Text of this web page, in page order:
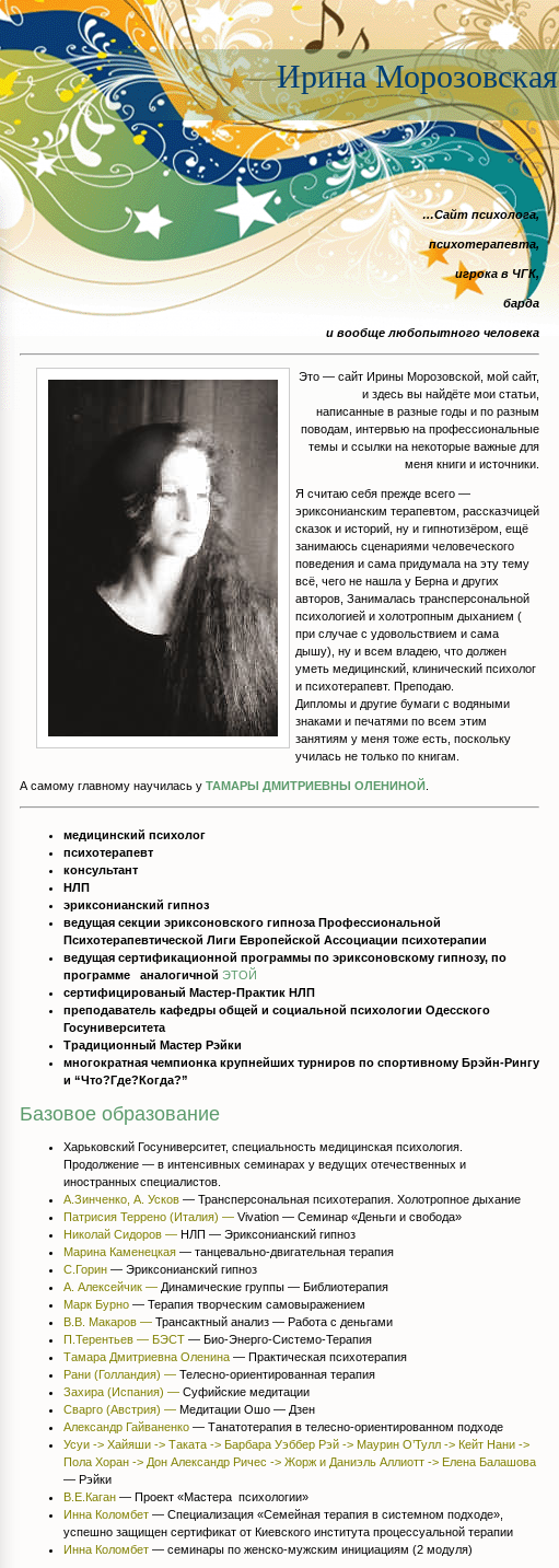
Ирина Морозовская
…Сайт психолога,
психотерапевта,
игрока в ЧГК,
барда
и вообще любопытного человека
Это — сайт Ирины Морозовской, мой сайт,
и здесь вы найдёте мои статьи,
написанные в разные годы и по разным
поводам, интервью на профессиональные
темы и ссылки на некоторые важные для
меня книги и источники.
Я считаю себя прежде всего —
эриксонианским терапевтом, рассказчицей
сказок и историй, ну и гипнотизёром, ещё
занимаюсь сценариями человеческого
поведения и сама придумала на эту тему
всё, чего не нашла у Берна и других
авторов, Занималась трансперсональной
психологией и холотропным дыханием (
при случае с удовольствием и сама
дышу), ну и всем владею, что должен
уметь медицинский, клинический психолог
и психотерапевт. Преподаю.
Дипломы и другие бумаги с водяными
знаками и печатями по всем этим
занятиям у меня тоже есть, поскольку
училась не только по книгам.
А самому главному научилась у ТАМАРЫ ДМИТРИЕВНЫ ОЛЕНИНОЙ
медицинский психолог
психотерапевт
консультант
НЛП
эриксонианский гипноз
ведущая секции эриксоновского гипноза Профессиональной
Психотерапевтической Лиги Европейской Ассоциации психотерапии
ведущая сертификационной программы по эриксоновскому гипнозу, по
программе аналогичной ЭТОЙ
сертифицированый Мастер-Практик НЛП
преподаватель кафедры общей и социальной психологии Одесского
Госуниверситета
Традиционный Мастер Рэйки
многократная чемпионка крупнейших турниров по спортивному Брэйн-Рингу
и “Что?Где?Когда?”
Базовое образование
Харьковский Госуниверситет, специальность медицинская психология.
Продолжение — в интенсивных семинарах у ведущих отечественных и
иностранных специалистов.
А.Зинченко, А. Усков — Трансперсональная психотерапия. Холотропное дыхание
Патрисия Террено (Италия) — Vivation — Семинар «Деньги и свобода»
Николай Сидоров — НЛП — Эриксонианский гипноз
Марина Каменецкая — танцевально-двигательная терапия
С.Горин — Эриксонианский гипноз
А. Алексейчик — Динамические группы — Библиотерапия
Марк Бурно — Терапия творческим самовыражением
В.В. Макаров — Трансактный анализ — Работа с деньгами
П.Терентьев — БЭСТ — Био-Энерго-Системо-Терапия
Тамара Дмитриевна Оленина — Практическая психотерапия
Рани (Голландия) — Телесно-ориентированная терапия
Захира (Испания) — Суфийские медитации
Сварго (Австрия) — Медитации Ошо — Дзен
Александр Гайваненко — Танатотерапия в телесно-ориентированном подходе
Усуи -> Хайяши -> Таката -> Барбара Уэббер Рэй -> Маурин О’Тулл -> Кейт Нани ->
Пола Хоран -> Дон Александр Ричес -> Жорж и Даниэль Аллиотт -> Елена Балашова
— Рэйки
В.Е.Каган — Проект «Мастера психологии»
Инна Коломбет — Специализация «Семейная терапия в системном подходе»,
успешно защищен сертификат от Киевского института процессуальной терапии
Инна Коломбет — семинары по женско-мужским инициациям (2 модуля)